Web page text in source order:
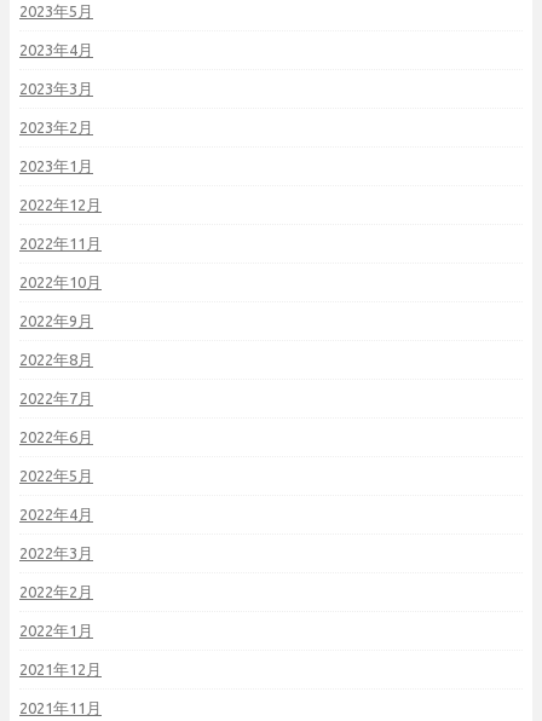
2023年5月
2023年4月
2023年3月
2023年2月
2023年1月
2022年12月
2022年11月
2022年10月
2022年9月
2022年8月
2022年7月
2022年6月
2022年5月
2022年4月
2022年3月
2022年2月
2022年1月
2021年12月
2021年11月